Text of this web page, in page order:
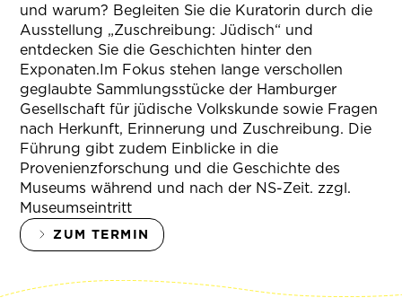
und warum? Begleiten Sie die Kuratorin durch die
Ausstellung „Zuschreibung: Jüdisch“ und
entdecken Sie die Geschichten hinter den
Exponaten.Im Fokus stehen lange verschollen
geglaubte Sammlungsstücke der Hamburger
Gesellschaft für jüdische Volkskunde sowie Fragen
nach Herkunft, Erinnerung und Zuschreibung. Die
Führung gibt zudem Einblicke in die
Provenienzforschung und die Geschichte des
Museums während und nach der NS-Zeit. zzgl.
Museumseintritt
ZUM TERMIN